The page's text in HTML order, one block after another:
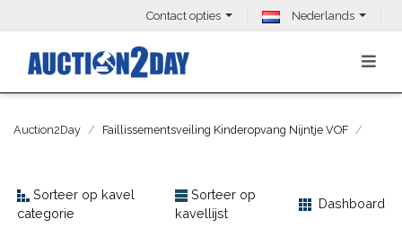
Contact opties Nederlands
Auction2Day Faillissementsveiling Kinderopvang Nijntje VOF
Sorteer op kavel
categorie
Sorteer op
kavellijst
Dashboard